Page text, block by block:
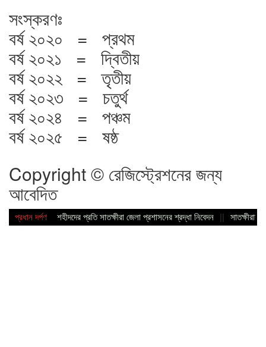
সংস্করণঃ
বর্ষ ২০২০ = প্রথম
বর্ষ ২০২১ = দ্বিতীয়
বর্ষ ২০২২ = তৃতীয়
বর্ষ ২০২৩ = চতুর্থ
বর্ষ ২০২৪ = পঞ্চম
বর্ষ ২০২৫ = ষষ্ঠ
Copyright © রেজিস্ট্রেশনের জন্য
আবেদিত
প্রধান দর্পণ শহীদদের প্রতি সাতক্ষীরা জেলা প্রশাসনের শ্রদ্ধা নিবেদন || সাতক্ষীরায়